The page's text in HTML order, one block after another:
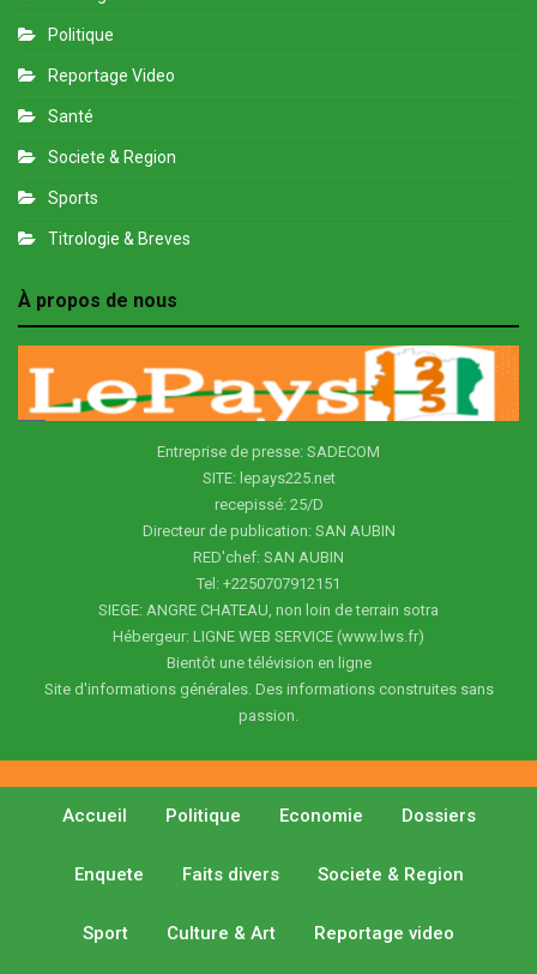
Politique
Reportage Video
Santé
Societe & Region
Sports
Titrologie & Breves
À propos de nous
Entreprise de presse: SADECOM
SITE: lepays225.net
recepissé: 25/D
Directeur de publication: SAN AUBIN
RED'chef: SAN AUBIN
Tel: +2250707912151
SIEGE: ANGRE CHATEAU, non loin de terrain sotra
Hébergeur: LIGNE WEB SERVICE (www.lws.fr)
Bientôt une télévision en ligne
Site d'informations générales. Des informations construites sans
passion.
Accueil Politique Economie Dossiers
Enquete Faits divers Societe & Region
Sport Culture & Art Reportage video